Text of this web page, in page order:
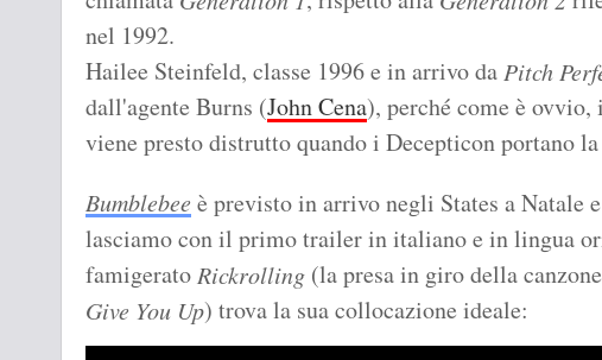
nel 1992.
Hailee Steinfeld, classe 1996 e in arrivo daPitch
dall'agente Burns (John Cena), perché come è
viene presto distrutto quando i Decepticon portano
Bumblebee è previsto in arrivo negli States a Natale
lasciamo con il primo trailer in italiano e in lingua
famigeratoRickrolling (la presa in giro della
Give You Up) trova la sua collocazione ideale: